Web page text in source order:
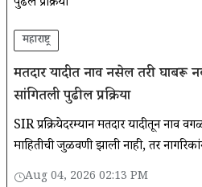
महाराष्ट्र
मतदार यादीत नाव नसेल तरी
सांगितली पुढील प्रक्रिया
SIR प्रक्रियेदरम्यान मतदार यादीतून नाव
माहितीची जुळवणी झाली नाही, तरी
Aug 04, 2026 02:13 PM